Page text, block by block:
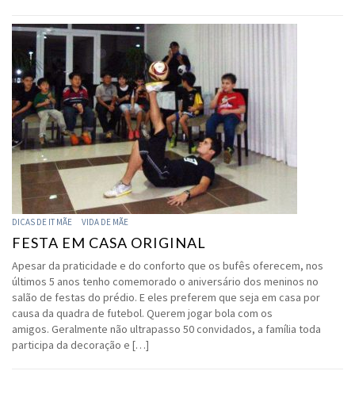
DICAS DE IT MÃE VIDA DE MÃE
FESTA EM CASA ORIGINAL
Apesar da praticidade e do conforto que os bufês oferecem, nos
últimos 5 anos tenho comemorado o aniversário dos meninos no
salão de festas do prédio. E eles preferem que seja em casa por
causa da quadra de futebol. Querem jogar bola com os
amigos. Geralmente não ultrapasso 50 convidados, a família toda
participa da decoração e […]